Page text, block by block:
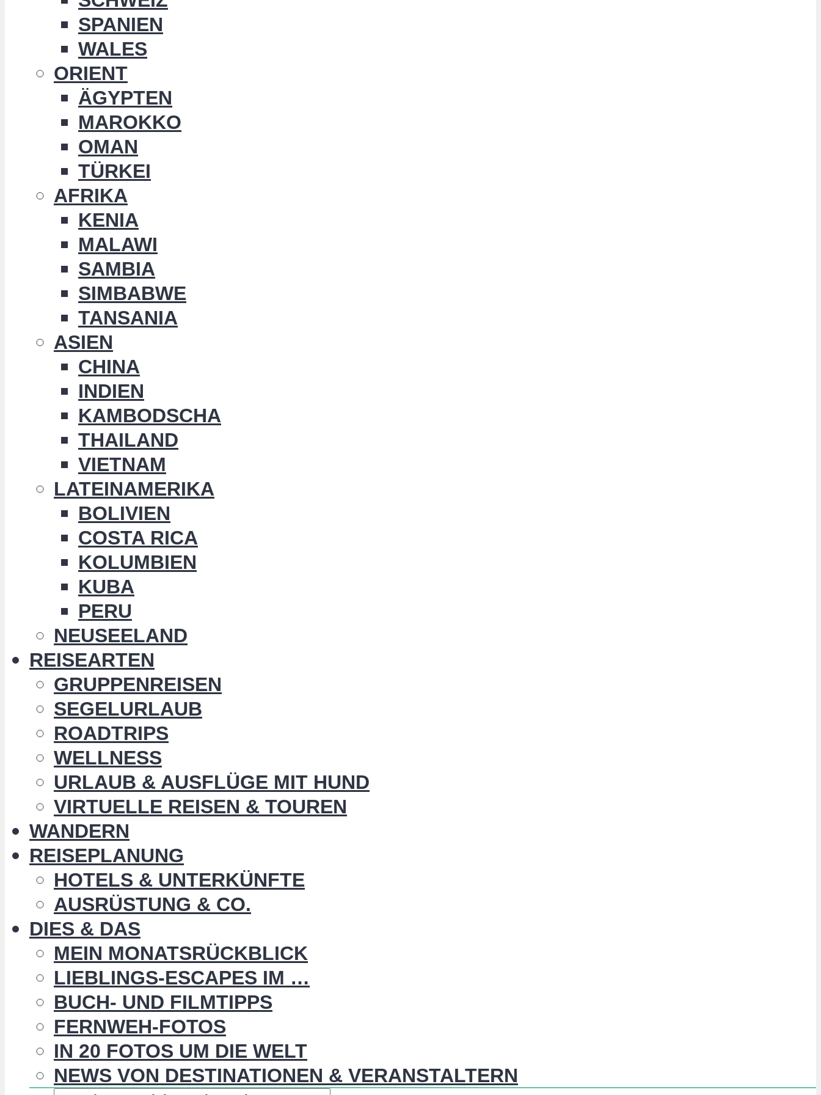
SPANIEN
WALES
ORIENT
ÄGYPTEN
MAROKKO
OMAN
TÜRKEI
AFRIKA
KENIA
MALAWI
SAMBIA
SIMBABWE
TANSANIA
ASIEN
CHINA
INDIEN
KAMBODSCHA
THAILAND
VIETNAM
LATEINAMERIKA
BOLIVIEN
COSTA RICA
KOLUMBIEN
KUBA
PERU
NEUSEELAND
REISEARTEN
GRUPPENREISEN
SEGELURLAUB
ROADTRIPS
WELLNESS
URLAUB & AUSFLÜGE MIT HUND
VIRTUELLE REISEN & TOUREN
WANDERN
REISEPLANUNG
HOTELS & UNTERKÜNFTE
AUSRÜSTUNG & CO.
DIES & DAS
MEIN MONATSRÜCKBLICK
LIEBLINGS-ESCAPES IM …
BUCH- UND FILMTIPPS
FERNWEH-FOTOS
IN 20 FOTOS UM DIE WELT
NEWS VON DESTINATIONEN & VERANSTALTERN